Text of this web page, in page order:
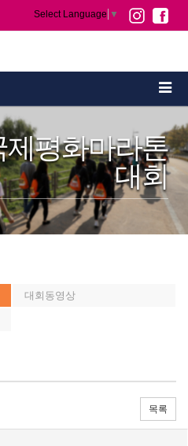
Select Language ▼
평화마라톤
대회
대회동영상
목록